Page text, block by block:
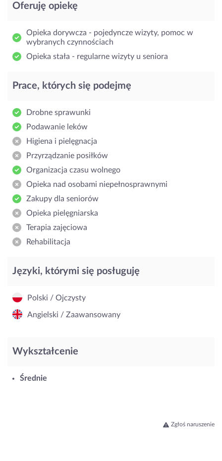
Oferuję opiekę
Opieka dorywcza - pojedyncze wizyty, pomoc w
wybranych czynnościach
Opieka stała - regularne wizyty u seniora
Prace, których się podejmę
Drobne sprawunki
Podawanie leków
Higiena i pielęgnacja
Przyrządzanie posiłków
Organizacja czasu wolnego
Opieka nad osobami niepełnosprawnymi
Zakupy dla seniorów
Opieka pielęgniarska
Terapia zajęciowa
Rehabilitacja
Języki, którymi się posługuję
Polski / Ojczysty
Angielski / Zaawansowany
Wykształcenie
Średnie
Zgłoś naruszenie